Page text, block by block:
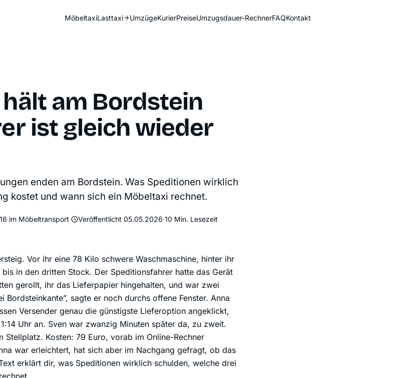
MöbeltaxiLasttaxi UmzügeKurierPreiseUmzugsdauer-RechnerFAQKontakt
am Bordstein
ist gleich wieder
enden am Bordstein. Was Speditionen wirklich
kostet und wann sich ein Möbeltaxi rechnet.
im Möbeltransport· Veröffentlicht 05.05.2026·10 Min. Lesezeit
Vor ihr eine 78 Kilo schwere Waschmaschine, hinter ihr
in den dritten Stock. Der Speditionsfahrer hatte das Gerät
gerollt, ihr das Lieferpapier hingehalten, und war zwei
Bordsteinkante”, sagte er noch durchs offene Fenster. Anna
Versender genau die günstigste Lieferoption angeklickt,
Uhr an. Sven war zwanzig Minuten später da, zu zweit.
Stellplatz. Kosten: 79 Euro, vorab im Online-Rechner
war erleichtert, hat sich aber im Nachgang gefragt, ob das
erklärt dir, was Speditionen wirklich schulden, welche drei